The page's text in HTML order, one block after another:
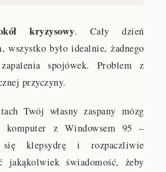
kryzysowy. Cały dzień
wszystko było idealnie, żadnego
spojówek. Problem z
przyczyny.
Twój własny zaspany mózg
komputer z Windowsem 95 –
klepsydrę i rozpaczliwie
jakąkolwiek świadomość, żeby